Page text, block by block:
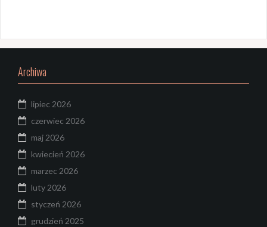
Archiwa
lipiec 2026
czerwiec 2026
maj 2026
kwiecień 2026
marzec 2026
luty 2026
styczeń 2026
grudzień 2025